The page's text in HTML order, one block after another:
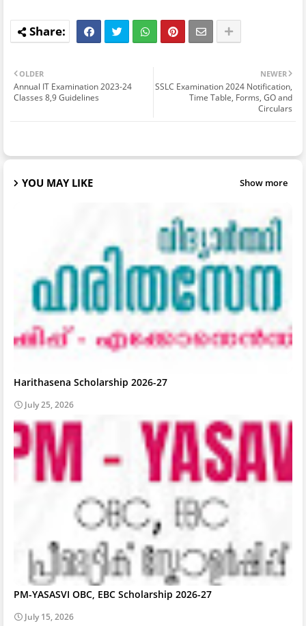
NEWER
SSLC Examination 2024 Notification,
Time Table, Forms, GO and
Circulars
OLDER
Annual IT Examination 2023-24
Classes 8,9 Guidelines
YOU MAY LIKE Show more
Harithasena Scholarship 2026-27
July 25, 2026
PM-YASASVI OBC, EBC Scholarship 2026-27
July 15, 2026